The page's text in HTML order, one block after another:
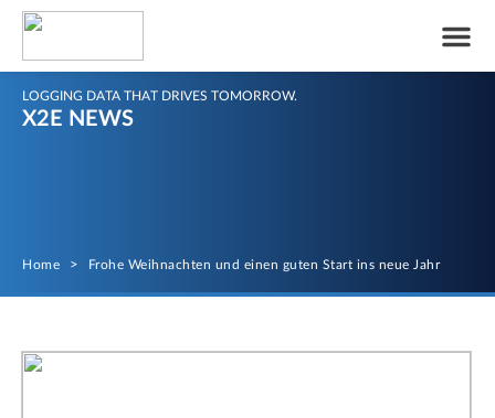
LOGGING DATA THAT DRIVES TOMORROW.
X2E NEWS
Home > Frohe Weihnachten und einen guten Start ins neue Jahr